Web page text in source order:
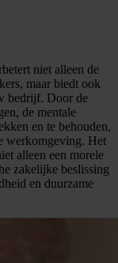
niet alleen de
maar biedt ook
bedrijf. Door de
de mentale
en te behouden,
werkomgeving. Het
alleen een morele
zakelijke beslissing
en duurzame